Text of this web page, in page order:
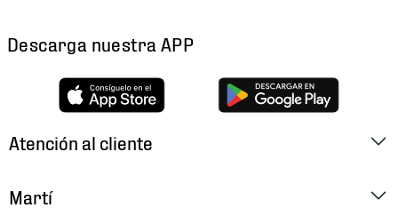
Descarga nuestra APP
Atención al cliente
Martí